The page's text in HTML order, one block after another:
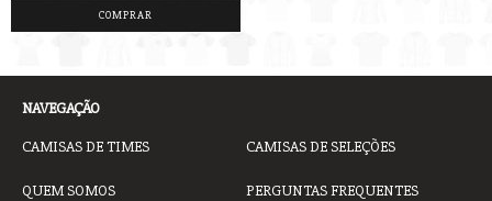
COMPRAR
NAVEGAÇÃO
CAMISAS DE TIMES CAMISAS DE SELEÇÕES
QUEM SOMOS PERGUNTAS FREQUENTES